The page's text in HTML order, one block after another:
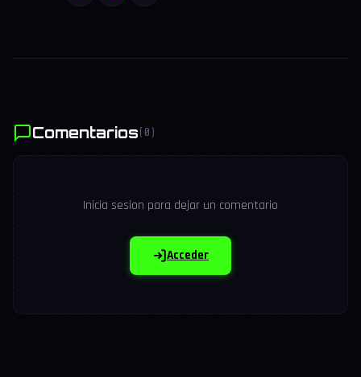
Comentarios (0)
Inicia sesion para dejar un comentario
Acceder